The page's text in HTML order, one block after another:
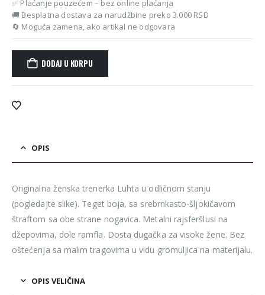
✅ Plaćanje pouzećem – bez online plaćanja
🚚 Besplatna dostava za narudžbine preko 3.000 RSD
🔄 Moguća zamena, ako artikal ne odgovara
DODAJ U KORPU
Alternative:
OPIS
Originalna ženska trenerka Luhta u odličnom stanju
(pogledajte slike). Teget boja, sa srebrnkasto-šljokičavom
štraftom sa obe strane nogavica. Metalni rajsferšlusi na
džepovima, dole ramfla. Dosta dugačka za visoke žene. Bez
oštećenja sa malim tragovima u vidu gromuljica na materijalu.
OPIS VELIČINA